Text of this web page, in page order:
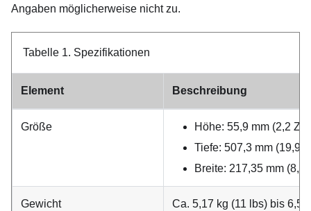
Angaben möglicherweise nicht zu.
Tabelle 1. Spezifikationen
Element Beschreibung
Größe
Höhe: 55,9 mm (2,2
Tiefe: 507,3 mm (19,9
Breite: 217,35 mm (8,5
Gewicht
Ca. 5,17 kg (11 lbs) bis 6,5